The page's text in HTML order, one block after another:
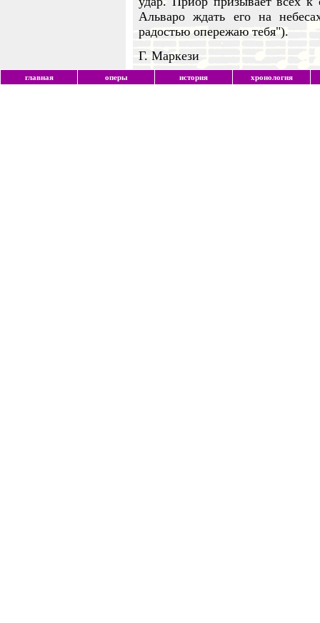
Альваро ждать его на
радостью опережаю тебя").
Г. Маркези
главная оперы история хронология